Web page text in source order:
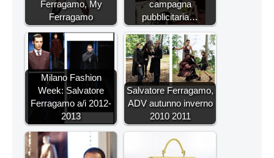
Ferragamo, My
Ferragamo
campagna
pubblicitaria…
Milano Fashion
Week: Salvatore
Ferragamo a/i 2012-
2013
Salvatore Ferragamo,
ADV autunno inverno
2010 2011